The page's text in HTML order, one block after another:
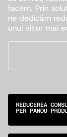
facem. Prin
ne dedicăm
unui viitor mai
REDUCEREA
PER PANOU